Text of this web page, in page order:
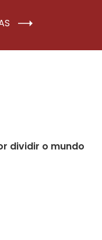
dividir o mundo